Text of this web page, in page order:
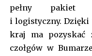
pełny pakiet
i logistyczny.
kraj ma pozyskać
czołgów w